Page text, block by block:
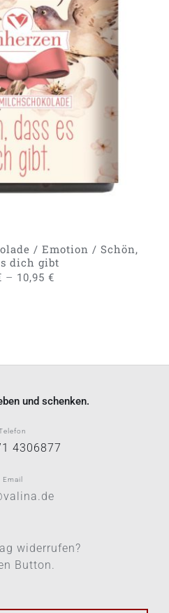
WÄHLEN DIESES
PRODUKT
MEHRERE
VARIANTEN
OPTIONEN
KÖNNEN
GEWÄHLT
/
/ Emotion / Schön,
dich gibt
– 10,95 €
und schenken.
4306877
Email
widerrufen?
Button.